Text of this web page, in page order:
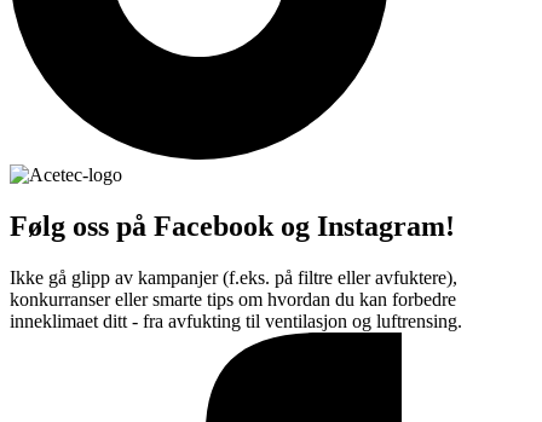
Følg oss på Facebook og Instagram!
Ikke gå glipp av kampanjer (f.eks. på filtre eller avfuktere),
konkurranser eller smarte tips om hvordan du kan forbedre
inneklimaet ditt - fra avfukting til ventilasjon og luftrensing.